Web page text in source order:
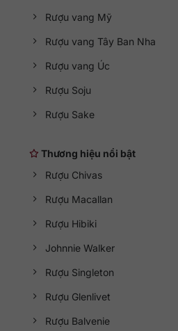
Rượu vang Mỹ
Rượu vang Tây Ban Nha
Rượu vang Úc
Rượu Soju
Rượu Sake
Thương hiệu nổi bật
Rượu Chivas
Rượu Macallan
Rượu Hibiki
Johnnie Walker
Rượu Singleton
Rượu Glenlivet
Rượu Balvenie